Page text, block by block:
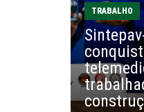
TRABALHO
Sem salário digno e
social, não existe...
EUSÉBIO PINTO NETO
A fortaleza do sindicato